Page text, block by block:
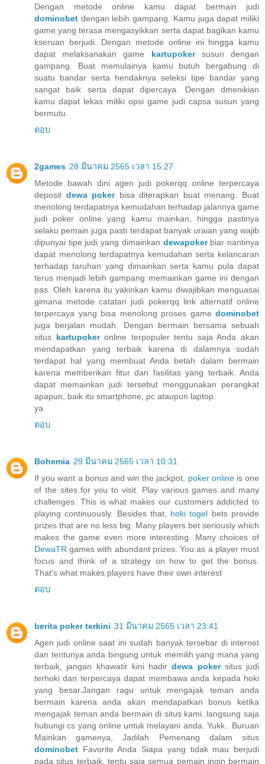
Dengan metode online kamu dapat bermain judi
dominobet dengan lebih gampang. Kamu juga dapat miliki
game yang terasa mengasyikkan serta dapat bagikan kamu
kseruan berjudi. Dengan metode online ini hingga kamu
dapat melaksanakan game kartupokersusun dengan
gampang. Buat memulainya kamu butuh bergabung di
suatu bandar serta hendaknya seleksi tipe bandar yang
sangat baik serta dapat dipercaya. Dengan dmenikian
kamu dapat lekas miliki opsi game judi capsa susun yang
bermutu.
ตอบ
2games 28 มีนาคม 2565 เวลา 15:27
Metode bawah dini agen judi pokerqq online terpercaya
deposit dewa pokerbisa diterapkan buat menang. Buat
menolong terdapatnya kemudahan terhadap jalannya game
judi poker online yang kamu mainkan, hingga pastinya
selaku pemain juga pasti terdapat banyak uraian yang wajib
dipunyai tipe judi yang dimainkan dewapokerbiar nantinya
dapat menolong terdapatnya kemudahan serta kelancaran
terhadap taruhan yang dimainkan serta kamu pula dapat
terus menjadi lebih gampang memainkan game ini dengan
pas. Oleh karena itu yakinkan kamu diwajibkan menguasai
gimana metode catatan judi pokerqq link alternatif online
terpercaya yang bisa menolong proses game dominobet
juga berjalan mudah. Dengan bermain bersama sebuah
situs kartupokeronline terpopuler tentu saja Anda akan
mendapatkan yang terbaik karena di dalamnya sudah
terdapat hal yang membuat Anda betah dalam bermain
karena memberikan fitur dan fasilitas yang terbaik. Anda
dapat memainkan judi tersebut menggunakan perangkat
apapun, baik itu smartphone, pc ataupun laptop.
ya
ตอบ
Bohemia 29 มีนาคม 2565 เวลา 10:31
If you want a bonus and win the jackpot, poker onlineis one
of the sites for you to visit. Play various games and many
challenges. This is what makes our customers addicted to
playing continuously. Besides that, hoki togel bets provide
prizes that are no less big. Many players bet seriously which
makes the game even more interesting. Many choices of
DewaTR games with abundant prizes. You as a player must
focus and think of a strategy on how to get the bonus.
That's what makes players have their own interest
ตอบ
berita poker terkini 31 มีนาคม 2565 เวลา 23:41
Agen judi online saat ini sudah banyak tersebar di internet
dan tentunya anda bingung untuk memilih yang mana yang
terbaik, jangan khawatir kini hadirdewa pokersitus judi
terhoki dan terpercaya dapat membawa anda kepada hoki
yang besar.Jangan ragu untuk mengajak teman anda
bermain karena anda akan mendapatkan bonus ketika
mengajak teman anda bermain di situs kami..langsung saja
hubungi cs yang online untuk melayani anda. Yukk.. Buruan
Mainkan gamenya, Jadilah Pemenang dalam situs
dominobet Favorite Anda Siapa yang tidak mau berjudi
pada situs terbaik, tentu saja semua pemain ingin bermain